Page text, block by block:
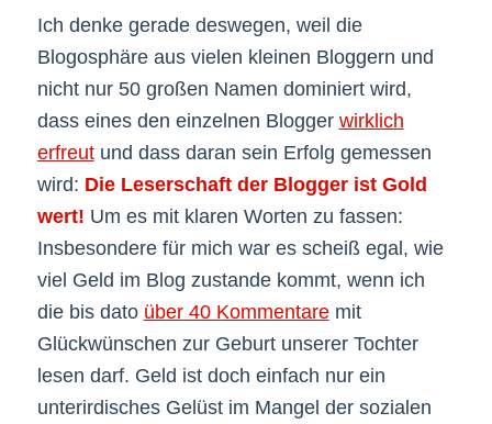
Ich denke gerade deswegen, weil die
Blogosphäre aus vielen kleinen Bloggern und
nicht nur 50 großen Namen dominiert wird,
dass eines den einzelnen Blogger wirklich
erfreutund dass daran sein Erfolg gemessen
wird: Die Leserschaft der Blogger ist Gold
wert! Um es mit klaren Worten zu fassen:
Insbesondere für mich war es scheiß egal, wie
viel Geld im Blog zustande kommt, wenn ich
die bis dato über 40 Kommentaremit
Glückwünschen zur Geburt unserer Tochter
lesen darf. Geld ist doch einfach nur ein
unterirdisches Gelüst im Mangel der sozialen